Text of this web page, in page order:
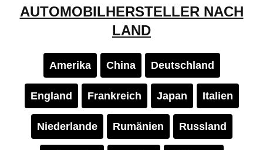
AUTOMOBILHERSTELLER NACH
LAND
Amerika China Deutschland
England Frankreich Japan Italien
Niederlande Rumänien Russland